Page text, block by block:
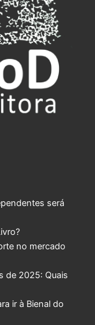
será
no mercado
de 2025: Quais
ir à Bienal do